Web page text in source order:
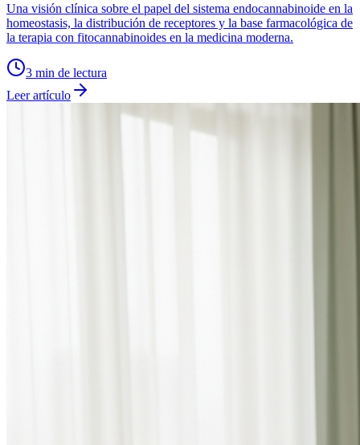
Una visión clínica sobre el papel del sistema endocannabinoide en la
homeostasis, la distribución de receptores y la base farmacológica de
la terapia con fitocannabinoides en la medicina moderna.
3 min de lectura
Leer artículo